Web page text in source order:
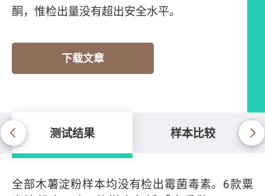
酮，惟检出量没有超出安全水平。
下载文章
测试结果 样本比较
测试结果
全部木薯淀粉样本均没有检出霉菌毒素。6款粟